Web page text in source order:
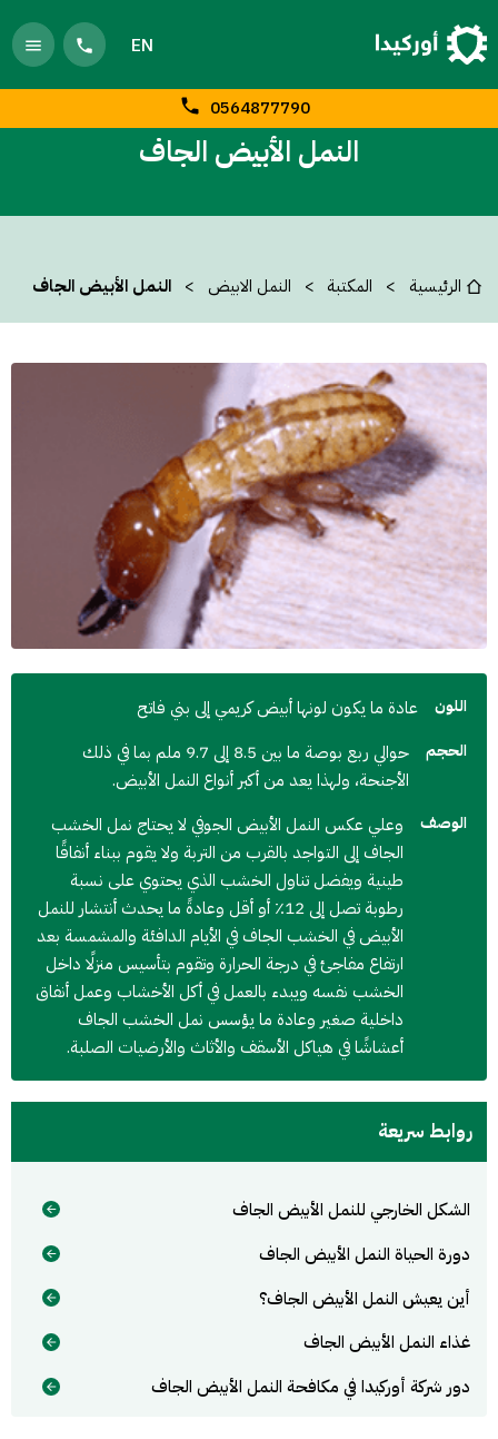
EN
0564877790
النمل الأبيض الجاف
الرئيسية المكتبة النمل الابيض النمل الأبيض الجاف
اللون عادة ما يكون لونها أبيض كريمي إلى بني فاتح
الحجم
حوالي ربع بوصة ما بين 8.5 إلى 9.7 ملم بما في ذلك
الأجنحة، ولهذا يعد من أكبر أنواع النمل الأبيض.
الوصف
وعلي عكس النمل الأبيض الجوفي لا يحتاج نمل الخشب
الجاف إلى التواجد بالقرب من التربة ولا يقوم ببناء أنفاقًا
طينية ويفضل تناول الخشب الذي يحتوي على نسبة
رطوبة تصل إلى 12٪ أو أقل وعادةً ما يحدث أنتشار للنمل
الأبيض في الخشب الجاف في الأيام الدافئة والمشمسة بعد
ارتفاع مفاجئ في درجة الحرارة وتقوم بتأسيس منزلًا داخل
الخشب نفسه ويبدء بالعمل في أكل الأخشاب وعمل أنفاق
داخلية صغير وعادة ما يؤسس نمل الخشب الجاف
أعشاشًا في هياكل الأسقف والأثاث والأرضيات الصلبة.
روابط سريعة
الشكل الخارجي للنمل الأبيض الجاف
دورة الحياة النمل الأبيض الجاف
أين يعيش النمل الأبيض الجاف؟
غذاء النمل الأبيض الجاف
دور شركة أوركيدا في مكافحة النمل الأبيض الجاف